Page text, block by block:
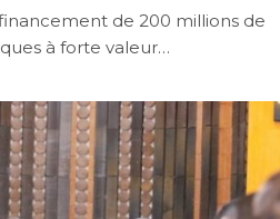
de 200 millions de
à forte valeur…